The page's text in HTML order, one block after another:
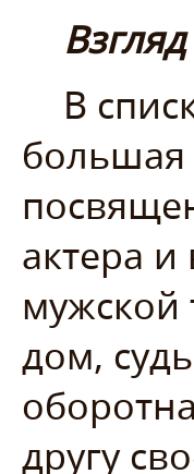
В
большая
актера
мужской
дом,
другу